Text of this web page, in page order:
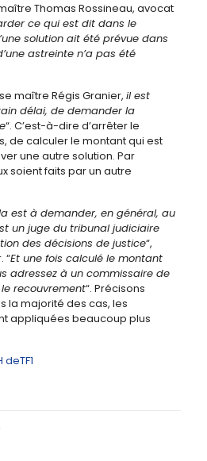
Thomas Rossineau, avocat
ce qui est dit dans le
solution ait été prévue dans
astreinte n’a pas été
maître Régis Granier, il est
délai, de demander la
“. C’est-à-dire d’arrêter le
de calculer le montant qui est
une autre solution. Par
soient faits par un autre
est à demander, en général, au
un juge du tribunal judiciaire
des décisions de justice“,
“Et une fois calculé le montant
adressez à un commissaire de
recouvrement“. Précisons
la majorité des cas, les
appliquées beaucoup plus